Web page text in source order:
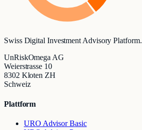
Swiss Digital Investment Advisory Platform.
UnRiskOmega AG
Weierstrasse 10
8302 Kloten ZH
Schweiz
Plattform
URO Advisor Basic